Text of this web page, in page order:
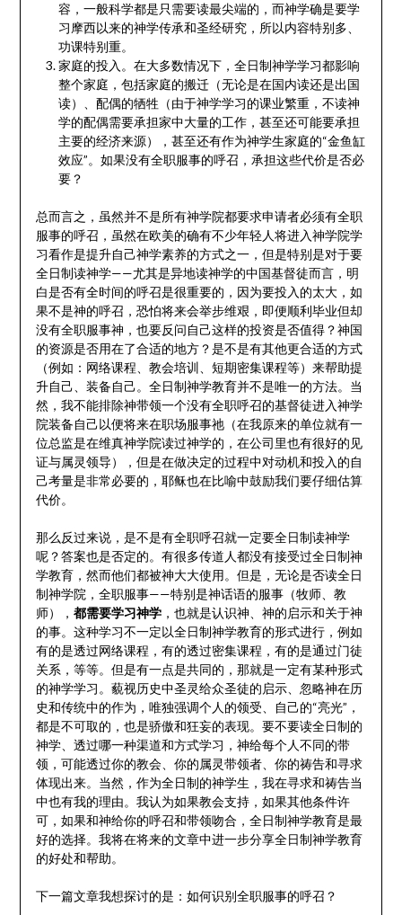
容，一般科学都是只需要读最尖端的，而神学确是要学
习摩西以来的神学传承和圣经研究，所以内容特别多、
功课特别重。
家庭的投入。在大多数情况下，全日制神学学习都影响
整个家庭，包括家庭的搬迁（无论是在国内读还是出国
读）、配偶的牺牲（由于神学学习的课业繁重，不读神
学的配偶需要承担家中大量的工作，甚至还可能要承担
主要的经济来源），甚至还有作为神学生家庭的“金鱼缸
效应”。如果没有全职服事的呼召，承担这些代价是否必
要？
总而言之，虽然并不是所有神学院都要求申请者必须有全职
服事的呼召，虽然在欧美的确有不少年轻人将进入神学院学
习看作是提升自己神学素养的方式之一，但是特别是对于要
全日制读神学——尤其是异地读神学的中国基督徒而言，明
白是否有全时间的呼召是很重要的，因为要投入的太大，如
果不是神的呼召，恐怕将来会举步维艰，即便顺利毕业但却
没有全职服事神，也要反问自己这样的投资是否值得？神国
的资源是否用在了合适的地方？是不是有其他更合适的方式
（例如：网络课程、教会培训、短期密集课程等）来帮助提
升自己、装备自己。全日制神学教育并不是唯一的方法。当
然，我不能排除神带领一个没有全职呼召的基督徒进入神学
院装备自己以便将来在职场服事祂（在我原来的单位就有一
位总监是在维真神学院读过神学的，在公司里也有很好的见
证与属灵领导），但是在做决定的过程中对动机和投入的自
己考量是非常必要的，耶稣也在比喻中鼓励我们要仔细估算
代价。
那么反过来说，是不是有全职呼召就一定要全日制读神学
呢？答案也是否定的。有很多传道人都没有接受过全日制神
学教育，然而他们都被神大大使用。但是，无论是否读全日
制神学院，全职服事——特别是神话语的服事（牧师、教
师）， 都需要学习神学，也就是认识神、神的启示和关于神
的事。这种学习不一定以全日制神学教育的形式进行，例如
有的是透过网络课程，有的透过密集课程，有的是通过门徒
关系，等等。但是有一点是共同的，那就是一定有某种形式
的神学学习。藐视历史中圣灵给众圣徒的启示、忽略神在历
史和传统中的作为，唯独强调个人的领受、自己的“亮光”，
都是不可取的，也是骄傲和狂妄的表现。要不要读全日制的
神学、透过哪一种渠道和方式学习，神给每个人不同的带
领，可能透过你的教会、你的属灵带领者、你的祷告和寻求
体现出来。当然，作为全日制的神学生，我在寻求和祷告当
中也有我的理由。我认为如果教会支持，如果其他条件许
可，如果和神给你的呼召和带领吻合，全日制神学教育是最
好的选择。我将在将来的文章中进一步分享全日制神学教育
的好处和帮助。
下一篇文章我想探讨的是：如何识别全职服事的呼召？